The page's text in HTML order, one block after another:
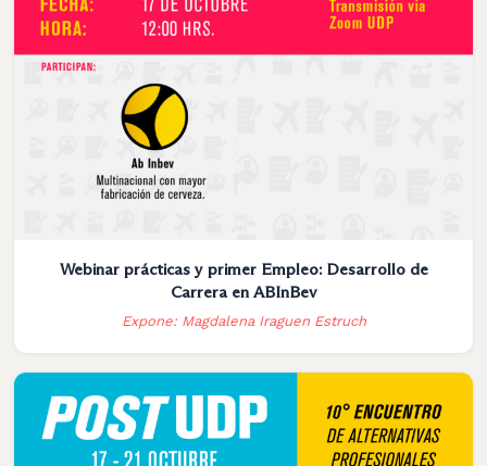
Webinar prácticas y primer Empleo: Desarrollo de
Carrera en ABInBev
Expone: Magdalena Iraguen Estruch